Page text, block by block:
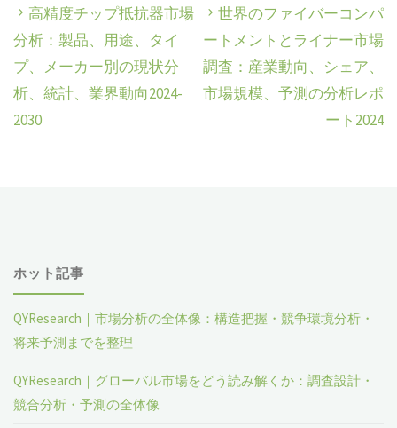
高精度チップ抵抗器市場
分析：製品、用途、タイ
プ、メーカー別の現状分
析、統計、業界動向2024-
2030
世界のファイバーコンパ
ートメントとライナー市場
調査：産業動向、シェア、
市場規模、予測の分析レポ
ート2024
ホット記事
QYResearch｜市場分析の全体像：構造把握・競争環境分析・
将来予測までを整理
QYResearch｜グローバル市場をどう読み解くか：調査設計・
競合分析・予測の全体像